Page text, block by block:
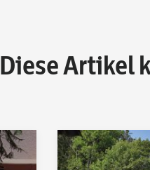
Diese Artikel